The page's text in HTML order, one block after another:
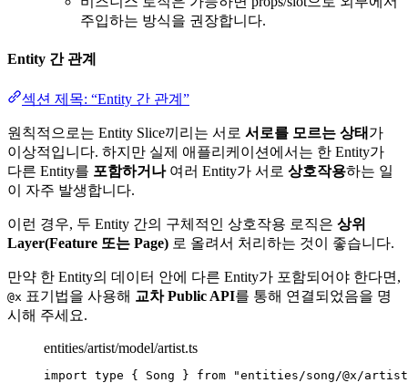
주입하는 방식을 권장합니다.
Entity 간 관계
섹션 제목: “Entity 간 관계”
원칙적으로는 Entity Slice끼리는 서로 서로를 모르는 상태 가
이상적입니다. 하지만 실제 애플리케이션에서는 한 Entity가
다른 Entity를 포함하거나여러 Entity가 서로 상호작용하는 일
이 자주 발생합니다.
이런 경우, 두 Entity 간의 구체적인 상호작용 로직은 상위
Layer(Feature 또는 Page) 로 올려서 처리하는 것이 좋습니다.
만약 한 Entity의 데이터 안에 다른 Entity가 포함되어야 한다면,
@x 표기법을 사용해 교차 Public API를 통해 연결되었음을 명
시해 주세요.
entities/artist/model/artist.ts
import type { Song } from "entities/song/@x/artist